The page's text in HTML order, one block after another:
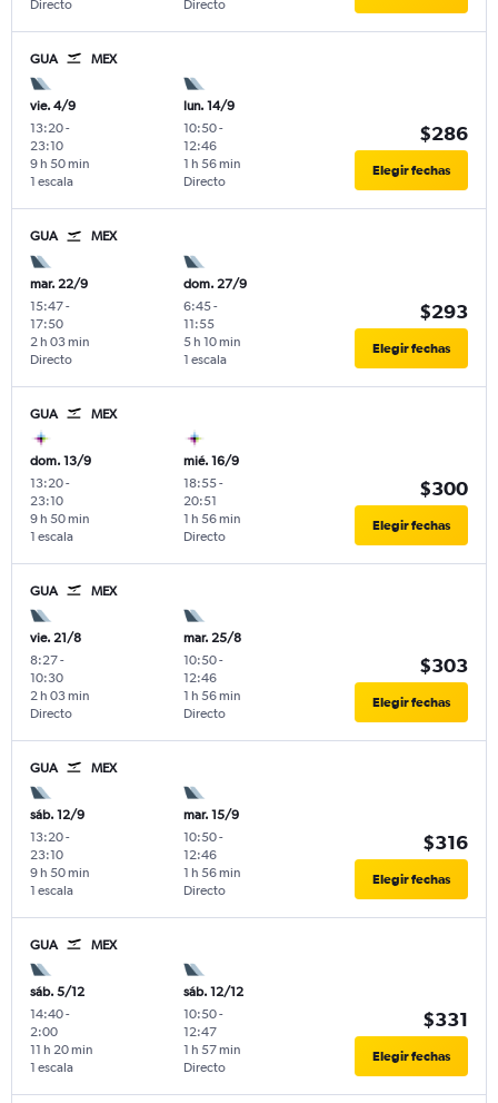
Directo Directo
GUA MEX
vie. 4/9
13:20-
23:10
1 escala
9 h 50 min
lun. 14/9
10:50-
12:46
Directo
1 h 56 min
$286
Elegir fechas
GUA MEX
mar. 22/9
15:47-
17:50
Directo
2 h 03 min
dom. 27/9
6:45-
11:55
1 escala
5 h 10 min
$293
Elegir fechas
GUA MEX
dom. 13/9
13:20-
23:10
1 escala
9 h 50 min
mié. 16/9
18:55-
20:51
Directo
1 h 56 min
$300
Elegir fechas
GUA MEX
vie. 21/8
8:27-
10:30
Directo
2 h 03 min
mar. 25/8
10:50-
12:46
Directo
1 h 56 min
$303
Elegir fechas
GUA MEX
sáb. 12/9
13:20-
23:10
1 escala
9 h 50 min
mar. 15/9
10:50-
12:46
Directo
1 h 56 min
$316
Elegir fechas
GUA MEX
sáb. 5/12
14:40-
2:00
1 escala
11 h 20 min
sáb. 12/12
10:50-
12:47
Directo
1 h 57 min
$331
Elegir fechas